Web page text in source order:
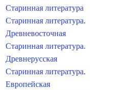
Старинная литература
Старинная литература.
Древневосточная
Старинная литература.
Древнерусская
Старинная литература.
Европейская